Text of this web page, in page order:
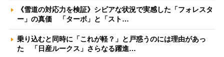
《雪道の対応力を検証》シビアな状況で実感した「フォレスタ
ー」の真価 「ターボ」と「スト…
乗り込むと同時に「これが軽？」と戸惑うのには理由があっ
た 「日産ルークス」さらなる躍進…